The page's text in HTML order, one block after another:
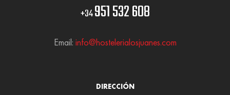
+34951 532 608
Email: info@hostelerialosjuanes.com
DIRECCIÓN